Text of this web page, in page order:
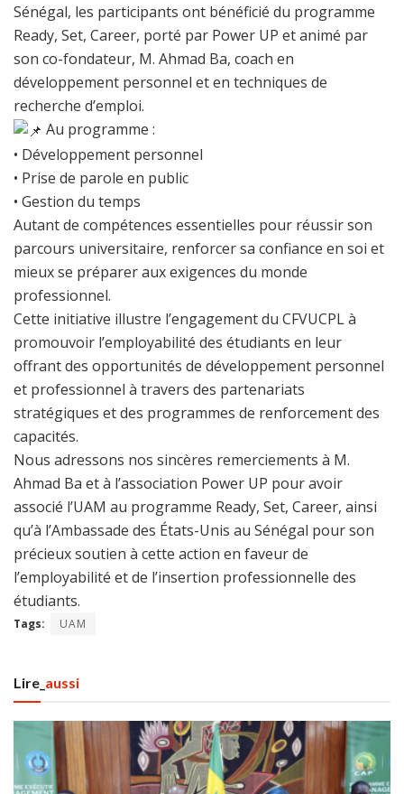
Sénégal, les participants ont bénéficié du programme
Ready, Set, Career, porté par Power UP et animé par
son co-fondateur, M. Ahmad Ba, coach en
développement personnel et en techniques de
recherche d’emploi.
Au programme :
• Développement personnel
• Prise de parole en public
• Gestion du temps
Autant de compétences essentielles pour réussir son
parcours universitaire, renforcer sa confiance en soi et
mieux se préparer aux exigences du monde
professionnel.
Cette initiative illustre l’engagement du CFVUCPL à
promouvoir l’employabilité des étudiants en leur
offrant des opportunités de développement personnel
et professionnel à travers des partenariats
stratégiques et des programmes de renforcement des
capacités.
Nous adressons nos sincères remerciements à M.
Ahmad Ba et à l’association Power UP pour avoir
associé l’UAM au programme Ready, Set, Career, ainsi
qu’à l’Ambassade des États-Unis au Sénégal pour son
précieux soutien à cette action en faveur de
l’employabilité et de l’insertion professionnelle des
étudiants.
Tags: UAM
Lire_ aussi